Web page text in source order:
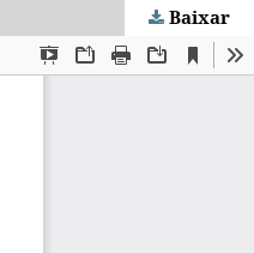
Baixar